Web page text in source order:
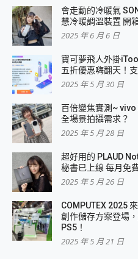
會走動的冷暖氣
慧冷暖調溫裝置 開
2025 年 6 月 6 日
寶可夢飛人外掛
五折優惠嗨翻天！
2025 年 5 月 30 日
百倍變焦實測~
全場景拍攝需求？
2025 年 5 月 28 日
超好用的 PLAUD
秘書已上線 每月免
2025 年 5 月 26 日
COMPUTEX 2025
創作儲存方案登場
PS5！
2025 年 5 月 21 日